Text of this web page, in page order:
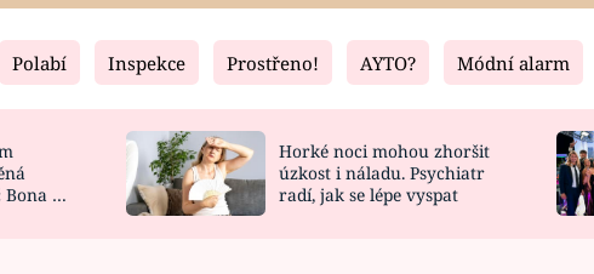
Fresh
NOVINKY
VIDEORECEPTY
Living
ZAHRADA
DESIGN
Polabí Inspekce Prostřeno! AYTO? Módní alarm
a
Horké noci mohou zhoršit
úzkost i náladu. Psychiatr
radí, jak se lépe vyspat